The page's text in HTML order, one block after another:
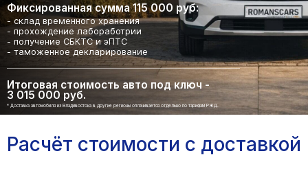
Фиксированная сумма 115 000 руб:
- склад временного хранения
- прохождение лабоработрии
- получение СБКТС и эПТС
- таможенное декларирование
Итоговая стоимость авто под ключ -
3 015 000 руб.
* Доставка автомобиля из Владивостока в другие регионы оплачивается отдельно по тарифам РЖД.
Расчёт стоимости с доставкой